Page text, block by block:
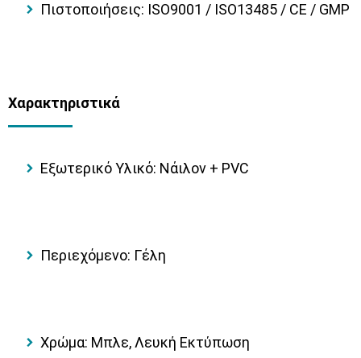
Πιστοποιήσεις: ISO9001 / ISO13485 / CE / GMP
Χαρακτηριστικά
Εξωτερικό Υλικό: Νάιλον + PVC
Περιεχόμενο: Γέλη
Χρώμα: Μπλε, Λευκή Εκτύπωση